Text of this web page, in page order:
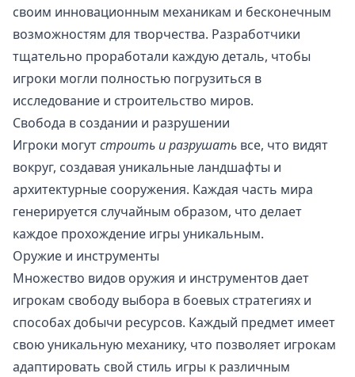
своим инновационным механикам и бесконечным
возможностям для творчества. Разработчики
тщательно проработали каждую деталь, чтобы
игроки могли полностью погрузиться в
исследование и строительство миров.
Свобода в создании и разрушении
Игроки могутстроить и разрушать все, что видят
вокруг, создавая уникальные ландшафты и
архитектурные сооружения. Каждая часть мира
генерируется случайным образом, что делает
каждое прохождение игры уникальным.
Оружие и инструменты
Множество видов оружия и инструментов дает
игрокам свободу выбора в боевых стратегиях и
способах добычи ресурсов. Каждый предмет имеет
свою уникальную механику, что позволяет игрокам
адаптировать свой стиль игры к различным